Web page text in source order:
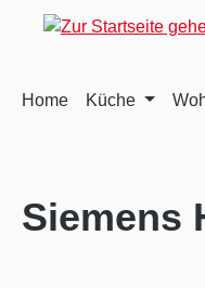
Hauptinhalt springen
Zur Suche springen
Zur Hauptnavigation
Home Küche
Siemens